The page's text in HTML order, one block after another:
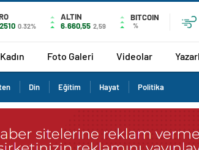
0.32%
ALTIN
6.660,55 2,59
BITCOIN
%
Kadın Foto Galeri Videolar
Din Eğitim Hayat Politika